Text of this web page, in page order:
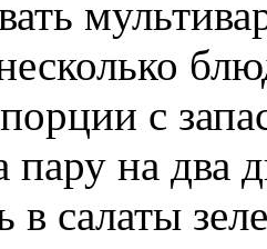
с
пару на два
в салаты